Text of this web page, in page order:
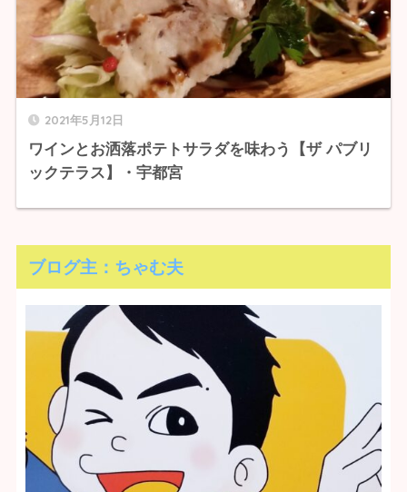
2021年5月12日
ワインとお洒落ポテトサラダを味わう【ザ パブリ
ックテラス】・宇都宮
ブログ主：ちゃむ夫